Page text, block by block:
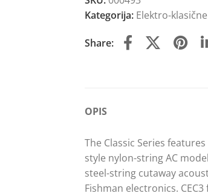
Kategorija: Elektro-
Share:
OPIS
The Classic Series
style nylon-string AC
steel-string cutaway
Fishman electronics.